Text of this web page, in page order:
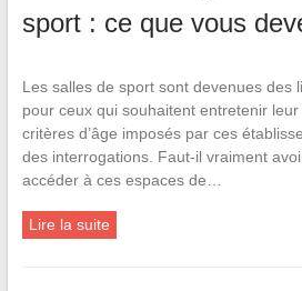
sport : ce que vous
Les salles de sport sont devenues des
pour ceux qui souhaitent entretenir
critères d’âge imposés par ces
des interrogations. Faut-il vraiment
accéder à ces espaces de…
Lire la suite